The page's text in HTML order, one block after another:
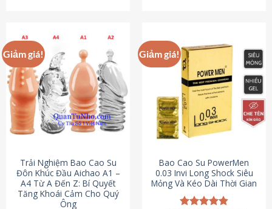
Giảm giá!
Trải Nghiệm Bao Cao Su
Đôn Khúc Đầu Aichao A1 –
A4 Từ A Đến Z: Bí Quyết
Tăng Khoái Cảm Cho Quý
Ông
Giảm giá!
Bao Cao Su PowerMen
0.03 Invi Long Shock Siêu
Mỏng Và Kéo Dài Thời Gian